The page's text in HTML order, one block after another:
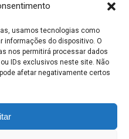
usamos tecnologias como
informações do dispositivo. O
nos permitirá processar dados
IDs exclusivos neste site. Não
afetar negativamente certos